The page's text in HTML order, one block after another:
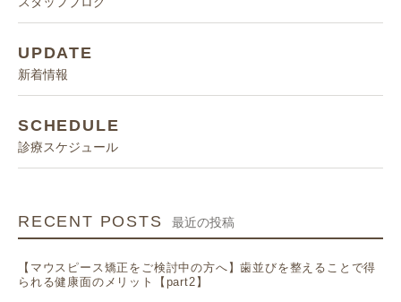
UPDATE
新着情報
SCHEDULE
診療スケジュール
RECENT POSTS 最近の投稿
【マウスピース矯正をご検討中の方へ】歯並びを整えることで得
られる健康面のメリット【part2】